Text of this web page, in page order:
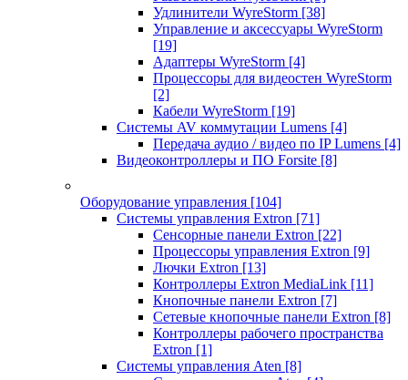
Удлинители WyreStorm [38]
Управление и аксессуары WyreStorm
[19]
Адаптеры WyreStorm [4]
Процессоры для видеостен WyreStorm
[2]
Кабели WyreStorm [19]
Системы AV коммутации Lumens [4]
Передача аудио / видео по IP Lumens [4]
Видеоконтроллеры и ПО Forsite [8]
Оборудование управления [104]
Системы управления Extron [71]
Сенсорные панели Extron [22]
Процессоры управления Extron [9]
Лючки Extron [13]
Контроллеры Extron MediaLink [11]
Кнопочные панели Extron [7]
Сетевые кнопочные панели Extron [8]
Контроллеры рабочего пространства
Extron [1]
Системы управления Aten [8]